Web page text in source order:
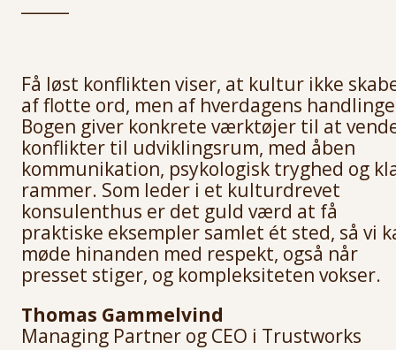
Få løst konflikten viser, at kultur ikke
af flotte ord, men af hverdagens
Bogen giver konkrete værktøjer til at
konflikter til udviklingsrum, med åben
kommunikation, psykologisk tryghed og
rammer. Som leder i et kulturdrevet
konsulenthus er det guld værd at få
praktiske eksempler samlet ét sted, så vi
møde hinanden med respekt, også når
presset stiger, og kompleksiteten vokser.
Thomas Gammelvind
Managing Partner og CEO i Trustworks